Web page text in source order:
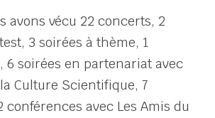
avons vécu 22 concerts, 2
3 soirées à thème, 1
6 soirées en partenariat avec
Culture Scientifique, 7
conférences avec Les Amis du